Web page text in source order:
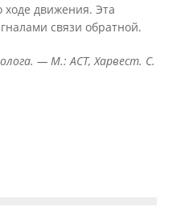
ходе движения. Эта
связи обратной.
— М.: АСТ, Харвест. С.